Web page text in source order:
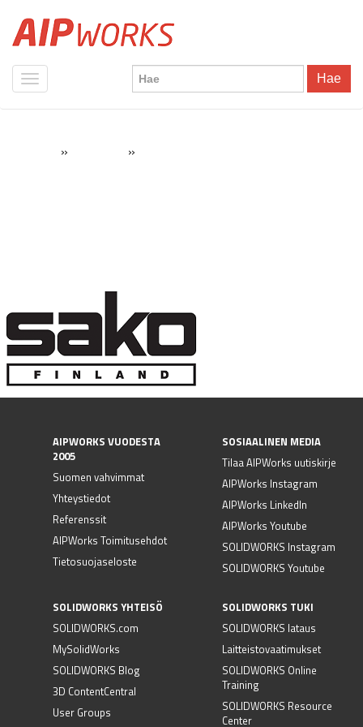
Hae
» »
AIPWORKS VUODESTA
2005
Suomen vahvimmat
Yhteystiedot
Referenssit
AIPWorks Toimitusehdot
Tietosuojaseloste
SOSIAALINEN MEDIA
Tilaa AIPWorks uutiskirje
AIPWorks Instagram
AIPWorks LinkedIn
AIPWorks Youtube
SOLIDWORKS Instagram
SOLIDWORKS Youtube
SOLIDWORKS YHTEISÖ
SOLIDWORKS.com
MySolidWorks
SOLIDWORKS Blog
3D ContentCentral
User Groups
SOLIDWORKS TUKI
SOLIDWORKS lataus
Laitteistovaatimukset
SOLIDWORKS Online
Training
SOLIDWORKS Resource
Center